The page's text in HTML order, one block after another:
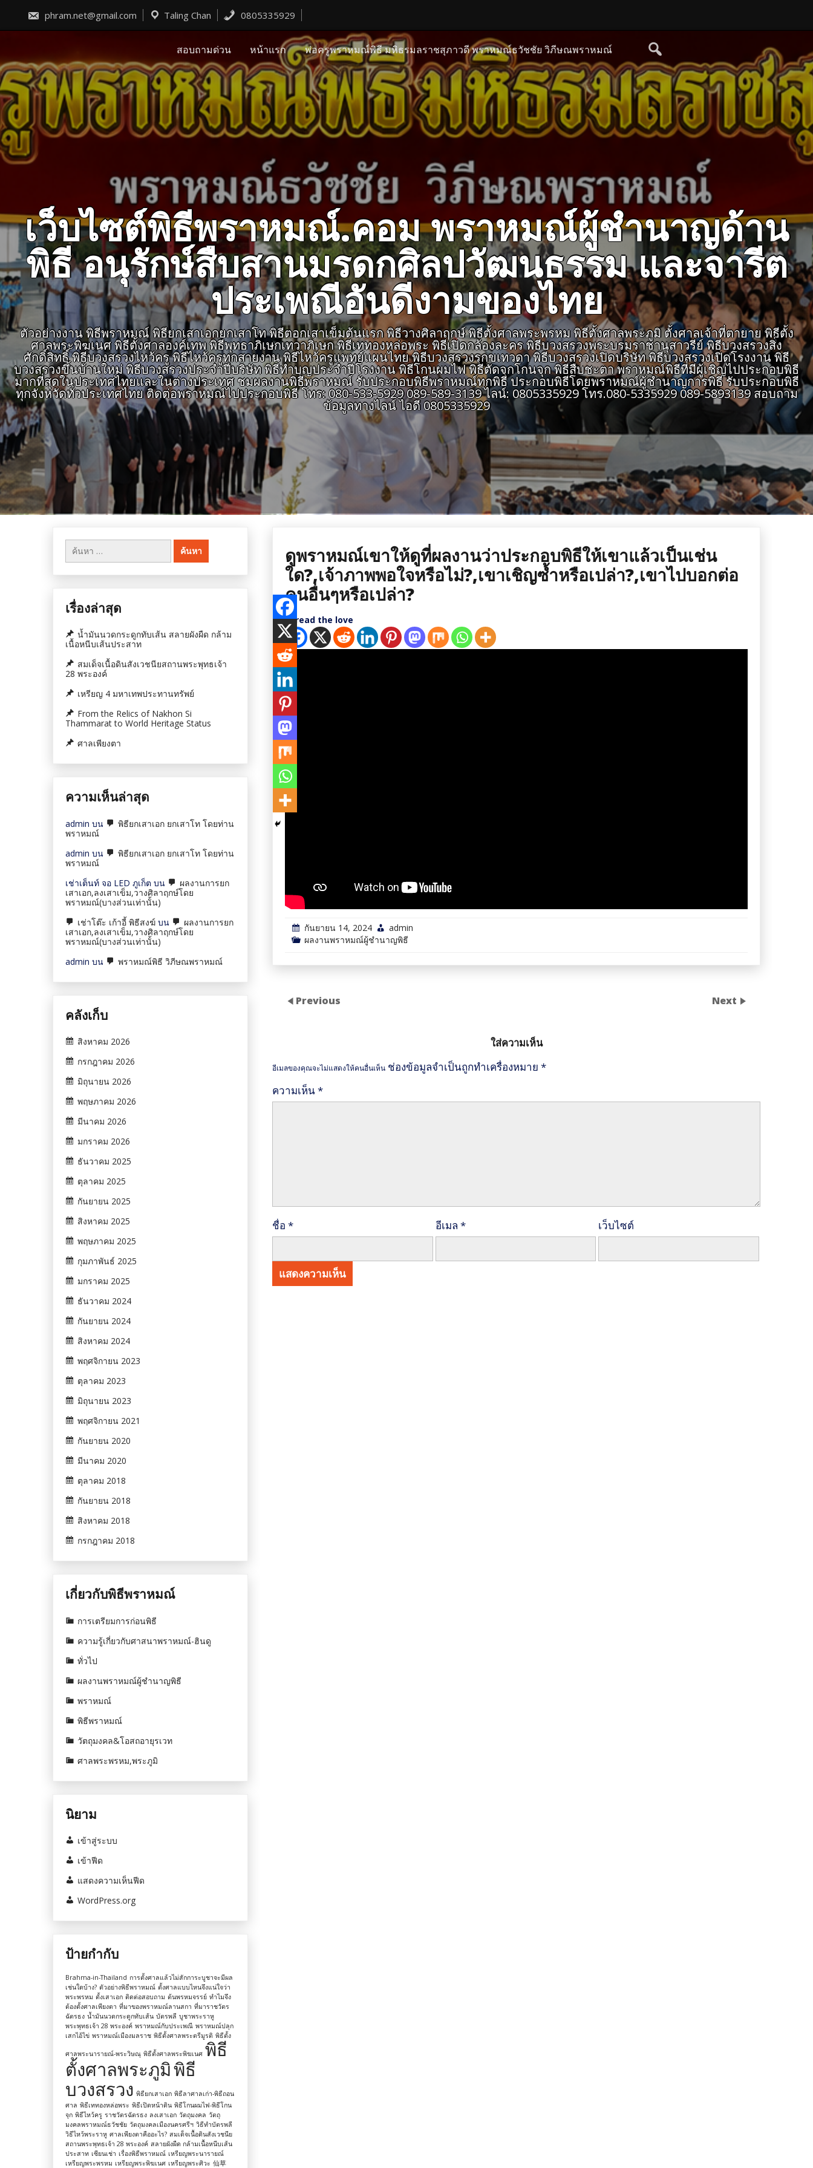
content
phram.net@gmail.com Taling Chan 0805335929
สอบถามด่วน หน้าแรก พ่อครูพราหมณ์พิธี มหิธรมลราชสุภาวดี พราหมณ์ธวัชชัย วิภีษณพราหมณ์
เว็บไซต์พิธีพราหมณ์.คอม พราหมณ์ผู้ชำนาญด้าน
พิธี อนุรักษ์สืบสานมรดกศิลปวัฒนธรรม และจารีต
ประเพณีอันดีงามของไทย
ตัวอย่างงาน พิธีพราหมณ์ พิธียกเสาเอกยกเสาโท พิธีตอกเสาเข็มต้นแรก พิธีวางศิลาฤกษ์ พิธีตั้งศาลพระพรหม พิธีตั้งศาลพระภูมิ ตั้งศาลเจ้าที่ตายาย พิธีตั้ง
ศาลพระพิฆเนศ พิธีตั้งศาลองค์เทพ พิธีพุทธาภิเษกเทวาภิเษก พิธีเททองหล่อพระ พิธีเปิดกล้องละคร พิธีบวงสรวงพระบรมราชานุสาวรีย์ พิธีบวงสรวงสิ่ง
ศักดิ์สิทธิ์ พิธีบวงสรวงไหว้ครู พิธีไหว้ครูทุกสายงาน พิธีไหว้ครูแพทย์แผนไทย พิธีบวงสรวงรุกขเทวดา พิธีบวงสรวงเปิดบริษัท พิธีบวงสรวงเปิดโรงงาน พิธี
บวงสรวงขึ้นบ้านใหม่ พิธีบวงสรวงประจำปีบริษัท พิธีทำบุญประจำปีโรงงาน พิธีโกนผมไฟ พิธีตัดจุกโกนจุก พิธีสืบชะตา พราหมณ์พิธีที่มีผู้เชิญไปประกอบพิธี
มากที่สุดในประเทศไทยและในต่างประเทศ ชมผลงานพิธีพราหมณ์ รับประกอบพิธีพราหมณ์ทุกพิธี ประกอบพิธีโดยพราหมณ์ผู้ชำนาญการพิธี รับประกอบพิธี
ทุกจังหวัดทั่วประเทศไทย ติดต่อพราหมณ์ไปประกอบพิธี โทร: 080-533-5929 089-589-3139 ไลน์: 0805335929 โทร.080-5335929 089-5893139 สอบถาม
ข้อมูลทางไลน์ ไอดี 0805335929
ดูพราหมณ์เขาให้ดูที่ผลงานว่าประกอบพิธีให้เขาแล้วเป็นเช่น
ใด?,เจ้าภาพพอใจหรือไม่?,เขาเชิญซ้ำหรือเปล่า?,เขาไปบอกต่อ
คนอื่นๆหรือเปล่า?
Spread the love
กันยายน 14, 2024
admin
ผลงานพราหมณ์ผู้ชำนาญพิธี
Previous Next
ใส่ความเห็น
อีเมลของคุณจะไม่แสดงให้คนอื่นเห็น ช่องข้อมูลจำเป็นถูกทำเครื่องหมาย *
ความเห็น*
ชื่อ * อีเมล * เว็บไซต์
ค้นหา
สำหรับ:
เรื่องล่าสุด
น้ำมันนวดกระดูกทับเส้น สลายผังผืด กล้าม
เนื้อหนีบเส้นประสาท
สมเด็จเนื้อดินสังเวชนียสถานพระพุทธเจ้า
28 พระองค์
เหรียญ 4 มหาเทพประทานทรัพย์
From the Relics of Nakhon Si
Thammarat to World Heritage Status
ศาลเพียงตา
ความเห็นล่าสุด
admin บน
พิธียกเสาเอก ยกเสาโท โดยท่าน
พราหมณ์
admin บน
พิธียกเสาเอก ยกเสาโท โดยท่าน
พราหมณ์
เช่าเต็นท์ จอ LED ภูเก็ต บน
ผลงานการยก
เสาเอก,ลงเสาเข็ม,วางศิลาฤกษ์โดย
พราหมณ์(บางส่วนเท่านั้น)
เช่าโต๊ะ เก้าอี้ พิธีสงฆ์ บน
ผลงานการยก
เสาเอก,ลงเสาเข็ม,วางศิลาฤกษ์โดย
พราหมณ์(บางส่วนเท่านั้น)
admin บน พราหมณ์พิธี วิภีษณพราหมณ์
คลังเก็บ
สิงหาคม 2026
กรกฎาคม 2026
มิถุนายน 2026
พฤษภาคม 2026
มีนาคม 2026
มกราคม 2026
ธันวาคม 2025
ตุลาคม 2025
กันยายน 2025
สิงหาคม 2025
พฤษภาคม 2025
กุมภาพันธ์ 2025
มกราคม 2025
ธันวาคม 2024
กันยายน 2024
สิงหาคม 2024
พฤศจิกายน 2023
ตุลาคม 2023
มิถุนายน 2023
พฤศจิกายน 2021
กันยายน 2020
มีนาคม 2020
ตุลาคม 2018
กันยายน 2018
สิงหาคม 2018
กรกฎาคม 2018
เกี่ยวกับพิธีพราหมณ์
การเตรียมการก่อนพิธี
ความรู้เกี่ยวกับศาสนาพราหมณ์-ฮินดู
ทั่วไป
ผลงานพราหมณ์ผู้ชำนาญพิธี
พราหมณ์
พิธีพราหมณ์
วัตถุมงคล&โอสถอายุรเวท
ศาลพระพรหม,พระภูมิ
นิยาม
เข้าสู่ระบบ
เข้าฟีด
แสดงความเห็นฟีด
WordPress.org
ป้ายกำกับ
Brahma-in-Thailand การตั้งศาลแล้วไม่สักการะบูชาจะมีผล
เช่นใดบ้าง? ตัวอย่างพิธีพราหมณ์ ตั้งศาลแบบไหนจึงแน่ใจว่า
พระพรหม ตั้งเสาเอก ติดต่อสอบถาม ต้นพรหมจรรย์ ทำไมจึง
ต้องตั้งศาลเพียงตา ที่มาของพราหมณ์ลานสกา ที่มาราชวัตร
ฉัตรธง น้ำมันนวดกระดูกทับเส้น บัตรพลี บูชาพระราหู
พระพุทธเจ้า 28 พระองค์ พราหมณ์กับประเพณี พราหมณ์ปลุก
เสกไอ้ไข่ พราหมณ์เมืองมลราช พิธีตั้งศาลพระตรีมูรติ พิธีตั้ง
ศาลพระนารายณ์-พระวิษณุ พิธีตั้งศาลพระพิฆเนศ พิธี
ตั้งศาลพระภูมิพิธี
บวงสรวง พิธียกเสาเอก พิธีลาศาลเก่า-พิธีถอน
ศาล พิธีเททองหล่อพระ พิธีเปิดหน้าดิน พิธีโกนผมไฟ-พิธีโกน
จุก พิธีไหว้ครู ราชวัตรฉัตรธง ลงเสาเอก วัตถุมงคล วัตถุ
มงคลพราหมณ์ธวัชชัย วัตถุมงคลเมืองนครศรีฯ วิธีทำบัตรพลี
วิธีไหว้พระราหู ศาลเพียงตาคืออะไร? สมเด็จเนื้อดินสังเวชนีย
สถานพระพุทธเจ้า 28 พระองค์ สลายผังผืด กล้ามเนื้อหนีบเส้น
ประสาท เซียนเช่า เรื่องพิธีพราหมณ์ เหรียญพระนารายณ์
เหรียญพระพรหม เหรียญพระพิฆเนศ เหรียญพระศิวะ 仙草